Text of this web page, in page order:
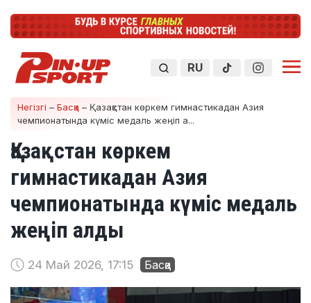
RU
Негізгі – Басқа – Қазақстан көркем гимнастикадан Азия
чемпионатында күміс медаль жеңіп а...
Қазақстан көркем
гимнастикадан Азия
чемпионатында күміс медаль
жеңіп алды
24 Май 2026, 17:15 Басқа